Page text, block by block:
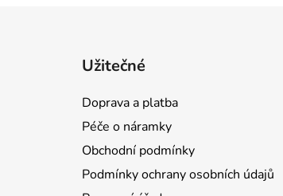
Užitečné
Doprava a platba
Péče o náramky
Obchodní podmínky
Podmínky ochrany osobních údajů